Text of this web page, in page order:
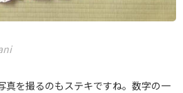
真を撮るのもステキですね。数字の一